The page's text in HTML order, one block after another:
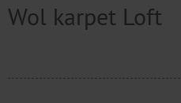
Wol karpet Loft